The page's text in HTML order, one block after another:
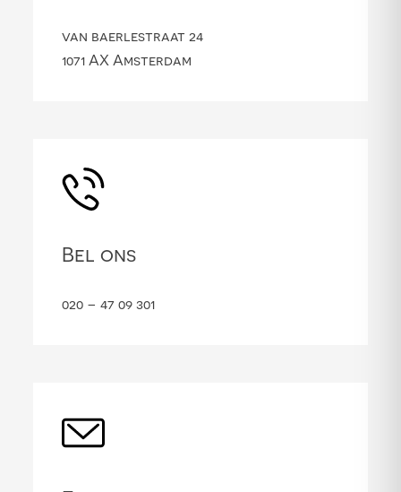
van baerlestraat 24
1071 AX Amsterdam
Bel ons
020 – 47 09 301